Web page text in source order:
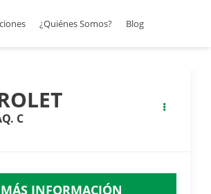
¿Quiénes Somos? Blog
C
INFORMACIÓN